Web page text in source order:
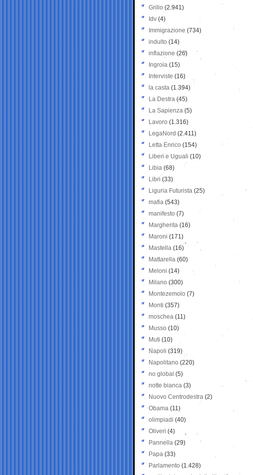
Grillo (2.941)
Idv (4)
Immigrazione (734)
indulto (14)
inflazione (26)
Ingroia (15)
Interviste (16)
la casta (1.394)
La Destra (45)
La Sapienza (5)
Lavoro (1.316)
LegaNord (2.411)
Letta Enrico (154)
Liberi e Uguali (10)
Libia (68)
Libri (33)
Liguria Futurista (25)
mafia (543)
manifesto (7)
Margherita (16)
Maroni (171)
Mastella (16)
Mattarella (60)
Meloni (14)
Milano (300)
Montezemolo (7)
Monti (357)
moschea (11)
Musso (10)
Muti (10)
Napoli (319)
Napolitano (220)
no global (5)
notte bianca (3)
Nuovo Centrodestra (2)
Obama (11)
olimpiadi (40)
Oliveri (4)
Pannella (29)
Papa (33)
Parlamento (1.428)